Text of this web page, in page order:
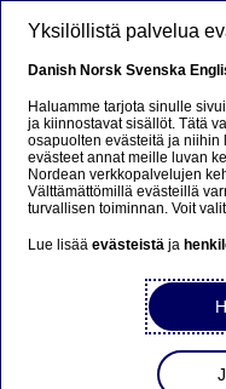
Valmiina
ilmoittaudu
Yksilöllistä palvelua
Danish Norsk Svenska
Haluamme tarjota sinulle
ja kiinnostavat sisällöt. Tätä
osapuolten evästeitä ja niihin
evästeet annat meille luvan
Nordean verkkopalvelujen
Välttämättömillä evästeillä
turvallisen toiminnan. Voit
Lue lisääevästeistä ja